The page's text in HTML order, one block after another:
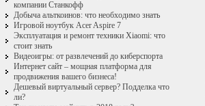
компании Станкофф
Добыча альткоинов: что необходимо знать
Игровой ноутбук Acer Aspire 7
Эксплуатация и ремонт техники Xiaomi: что
стоит знать
Видеоигры: от развлечений до киберспорта
Интернет сайт – мощная платформа для
продвижения вашего бизнеса!
Дешевый виртуальный сервер? Подделка что
ли?